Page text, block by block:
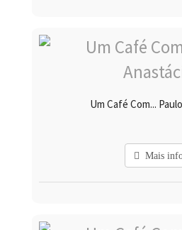
Um Café Com...
Mais